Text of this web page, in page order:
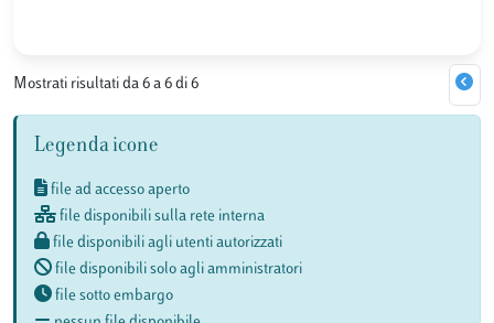
Mostrati risultati da 6 a 6 di 6
Legenda icone
file ad accesso aperto
file disponibili sulla rete interna
file disponibili agli utenti autorizzati
file disponibili solo agli amministratori
file sotto embargo